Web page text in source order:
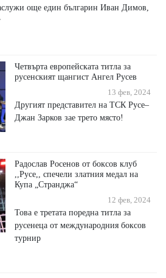
още един българин Иван Димов,
Четвърта европейската титла за
русенският щангист Ангел Русев
13 фев, 2024
Другият представител на ТСК Русе–
Джан Зарков зае трето място!
Радослав Росенов от боксов клуб
,,Русе,, спечели златния медал на
Купа „Странджа“
12 фев, 2024
Това е третата поредна титла за
русенеца от международния боксов
турнир